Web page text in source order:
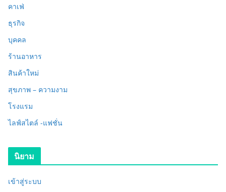
คาเฟ่
ธุรกิจ
บุคคล
ร้านอาหาร
สินค้าใหม่
สุขภาพ – ความงาม
โรงแรม
ไลฟ์สไตล์ -แฟชั่น
นิยาม
เข้าสู่ระบบ